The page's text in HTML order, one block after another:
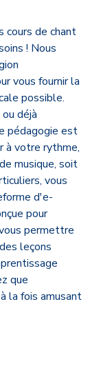
cours de chant
! Nous
vous fournir la
possible.
déjà
pédagogie est
à votre rythme,
musique, soit
vous
d'e-
pour
permettre
leçons
que
la fois amusant